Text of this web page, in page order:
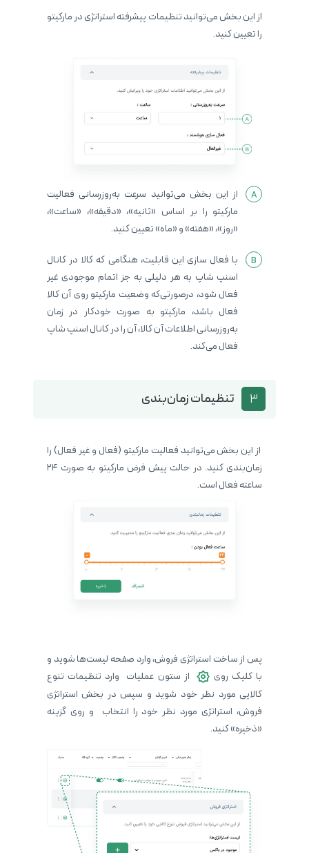
از این بخش می‌توانید تنظیمات پیشرفته استراتژی در مارکیتو
را تعیین کنید.
از این بخش می‌توانید سرعت به‌روزرسانی فعالیت
مارکیتو را بر اساس «ثانیه»، «دقیقه»، «ساعت»،
«روز»، «هفته» و «ماه» تعیین کنید.
با فعال سازی این قابلیت، هنگامی که کالا در کانال
اسنپ شاپ به هر دلیلی به جز اتمام موجودی غیر
فعال شود، درصورتی‌که وضعیت مارکیتو روی آن کالا
فعال باشد، مارکیتو به صورت خودکار در زمان
به‌روزرسانی اطلاعات آن کالا، آن را در کانال اسنپ شاپ
فعال می‌کند.
3 تنظیمات زمان‌بندی
از این بخش می‌توانید فعالیت مارکیتو (فعال و غیر فعال) را
زمان‌بندی کنید. در حالت پیش فرض مارکیتو به صورت 24
ساعته فعال است.
پس از ساخت استراتژی فروش، وارد صفحه لیست‌ها شوید و
با کلیک روی
از ستون عملیات وارد تنظیمات تنوع
کالایی مورد نظر خود شوید و سپس در بخش استراتژی
فروش، استراتژی مورد نظر خود را انتخاب و روی گزینه
«ذخیره» کنید.